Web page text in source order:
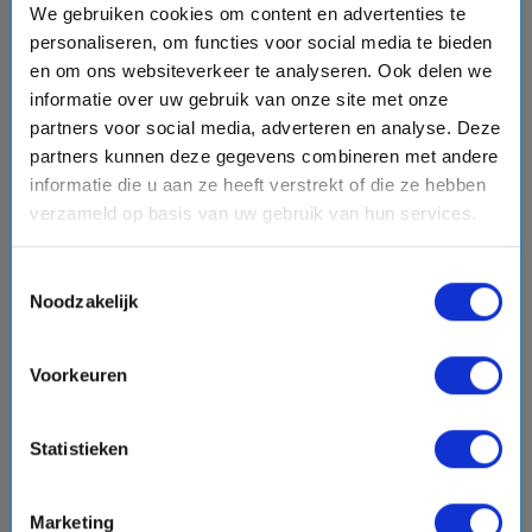
We gebruiken cookies om content en advertenties te
personaliseren, om functies voor social media te bieden
en om ons websiteverkeer te analyseren. Ook delen we
informatie over uw gebruik van onze site met onze
partners voor social media, adverteren en analyse. Deze
partners kunnen deze gegevens combineren met andere
informatie die u aan ze heeft verstrekt of die ze hebben
verzameld op basis van uw gebruik van hun services.
Noodzakelijk
Voorkeuren
Statistieken
Marketing
8 daagse Noord-Amerika cruise met de
Koningsdam
Holland America Line
starstarstar star star_border
eventvan: 25-09-2027 - Tot: 02-10-2027
schedule8 dagen place Noord-Amerika
Vaarroute:Vancouver, Alaska Inside Passage, Juneau,
Vancouver